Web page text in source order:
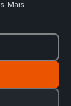
Mais